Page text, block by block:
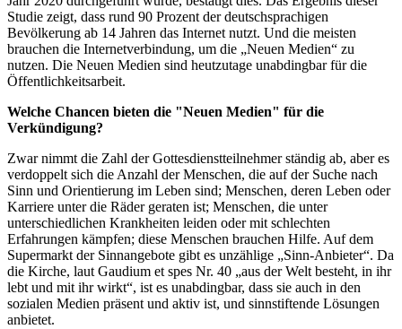
Studie zeigt, dass rund 90 Prozent der deutschsprachigen
Bevölkerung ab 14 Jahren das Internet nutzt. Und die meisten
brauchen die Internetverbindung, um die „Neuen Medien“ zu
nutzen. Die Neuen Medien sind heutzutage unabdingbar für die
Öffentlichkeitsarbeit.
Welche Chancen bieten die "Neuen Medien" für die
Verkündigung?
Zwar nimmt die Zahl der Gottesdienstteilnehmer ständig ab, aber es
verdoppelt sich die Anzahl der Menschen, die auf der Suche nach
Sinn und Orientierung im Leben sind; Menschen, deren Leben oder
Karriere unter die Räder geraten ist; Menschen, die unter
unterschiedlichen Krankheiten leiden oder mit schlechten
Erfahrungen kämpfen; diese Menschen brauchen Hilfe. Auf dem
Supermarkt der Sinnangebote gibt es unzählige „Sinn-Anbieter“. Da
die Kirche, laut Gaudium et spes Nr. 40 „aus der Welt besteht, in ihr
lebt und mit ihr wirkt“, ist es unabdingbar, dass sie auch in den
sozialen Medien präsent und aktiv ist, und sinnstiftende Lösungen
anbietet.